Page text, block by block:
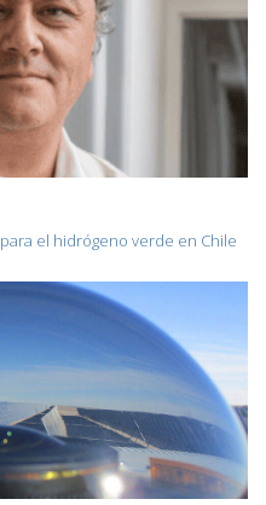
el hidrógeno verde en Chile